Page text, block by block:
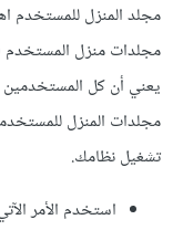
مجلد المنزل للمستخدم
مجلدات منزل المستخدم
يعني أن كل
مجلدات المنزل
تشغيل نظامك.
استخدم الأمر